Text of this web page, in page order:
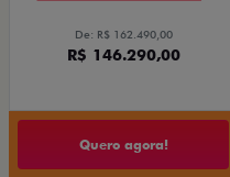
De: R$ 162.490,00
R$ 146.290,00
Quero agora!